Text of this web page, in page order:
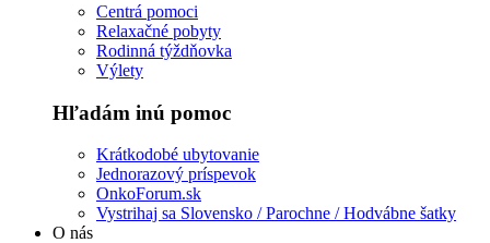
Centrá pomoci
Relaxačné pobyty
Rodinná týždňovka
Výlety
Hľadám inú pomoc
Krátkodobé ubytovanie
Jednorazový príspevok
OnkoForum.sk
Vystrihaj sa Slovensko / Parochne / Hodvábne šatky
O nás